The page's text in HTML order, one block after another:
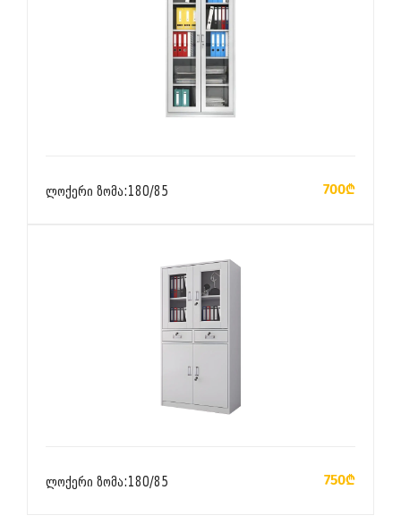
ლოქერი ზომა:180/85 700₾
ლოქერი ზომა:180/85 750₾